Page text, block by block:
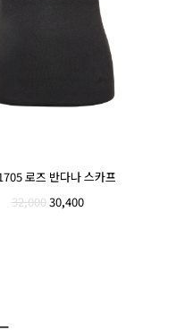
로즈 반다나 스카프
32,00030,400